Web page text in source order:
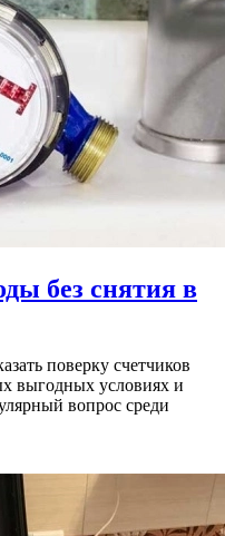
без снятия в
поверку счетчиков
выгодных условиях и
вопрос среди